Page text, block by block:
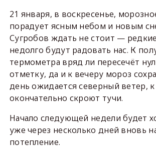
21 января, в воскресенье,
порадует ясным небом и новым
Сугробов ждать не стоит —
недолго будут радовать нас. К
термометра вряд ли пересечёт
отметку, да и к вечеру мороз
день ожидается северный ветер,
окончательно скроют тучи.
Начало следующей недели будет
уже через несколько дней вновь
потепление.